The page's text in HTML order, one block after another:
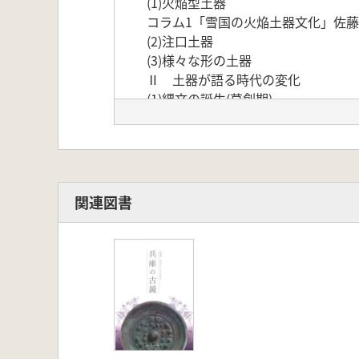
コラム1「雪国の火焔土器文化」佐
(2)注口土器
(3)様々な形の土器
Ⅱ 土器が語る時代の変化
(1)縄文の誕生(草創期)
(2)文様の確立(早期・前期)
(1)土偶
(2)土面
(3)石棒
(4)装身具
Ⅳ 交流の証
(1)列島各地の影響を受けた土器
関連図書